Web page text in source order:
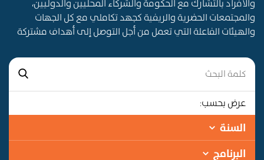
والأفراد بالتشارك مع الحكومة والشركاء المحليين والدوليين،
والمجتمعات الحضرية والريفية كجهد تكاملي مع كل الجهات
والهيئات الفاعلة التي تعمل من أجل التوصل إلى أهداف مشتركة
عرض بحسب:
السنة
البرنامج